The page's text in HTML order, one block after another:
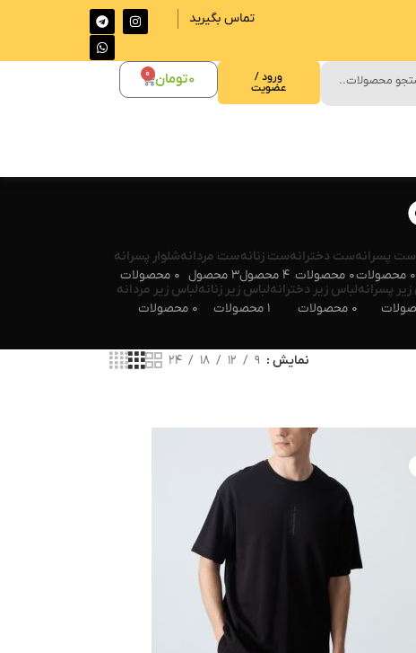
تماس بگیرید
ورود /
عضویت 0تومان 0
ست پسرانه
0 محصولات
ست دخترانه
0 محصولات
ست زنانه
4 محصول
ست مردانه
3 محصول
شلوار پسرانه
0 محصولات
پسرانهلباس زیر دخترانه
0 محصولات
لباس زیر زنانه
1 محصولات
لباس زیر مردانه
0 محصولات
نمایش 9
12
18
24